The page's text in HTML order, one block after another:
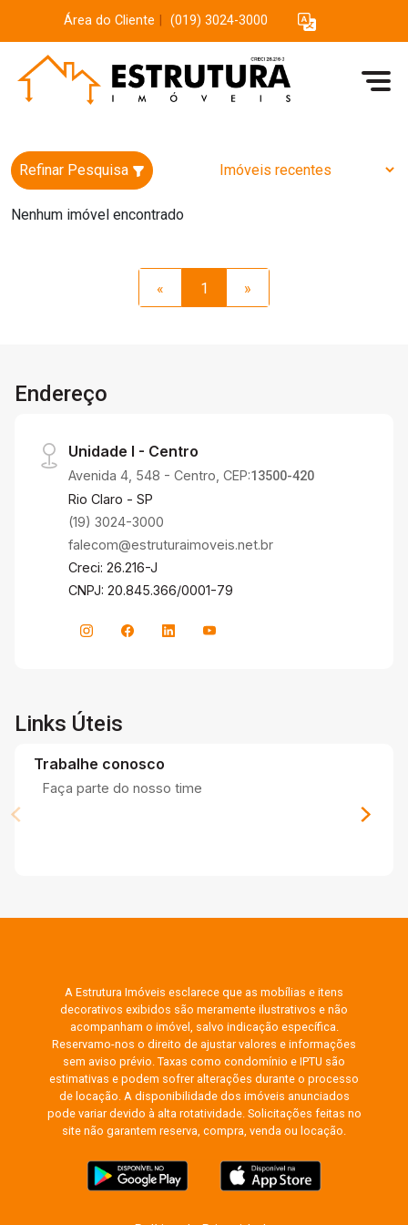
Área do Cliente (019) 3024-3000
Refinar Pesquisa
Nenhum imóvel encontrado
« 1 »
Endereço
Unidade I - Centro
Avenida 4, 548 - Centro, CEP:13500-420
Rio Claro - SP
(19) 3024-3000
falecom@estruturaimoveis.net.br
Creci: 26.216-J
CNPJ: 20.845.366/0001-79
Links Úteis
Trabalhe conosco
Faça parte do nosso time
A Estrutura Imóveis esclarece que as mobílias e itens
decorativos exibidos são meramente ilustrativos e não
acompanham o imóvel, salvo indicação específica.
Reservamo-nos o direito de ajustar valores e informações
sem aviso prévio. Taxas como condomínio e IPTU são
estimativas e podem sofrer alterações durante o processo
de locação. A disponibilidade dos imóveis anunciados
pode variar devido à alta rotatividade. Solicitações feitas no
site não garantem reserva, compra, venda ou locação.